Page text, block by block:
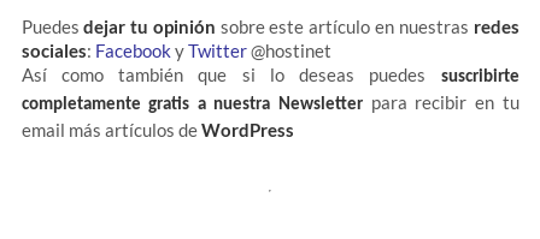
Puedesdejar tu opinión sobre este artículo en nuestras redes
sociales: Facebook yTwitter@hostinet
Así como también que si lo deseas puedes
suscribirte
completamente gratis a nuestra Newsletter para recibir en tu
email más artículos deWordPress